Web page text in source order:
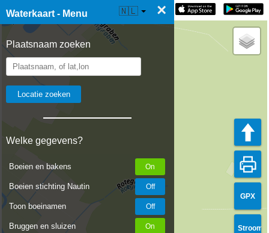
Waterkaart - Menu ×
Plaatsnaam zoeken
Welke gegevens?
Boeien en bakens
Boeien stichting Nautin
Toon boeinamen
Bruggen en sluizen
☰ Waterkaart Live 🇳🇱
GPX
Stroom